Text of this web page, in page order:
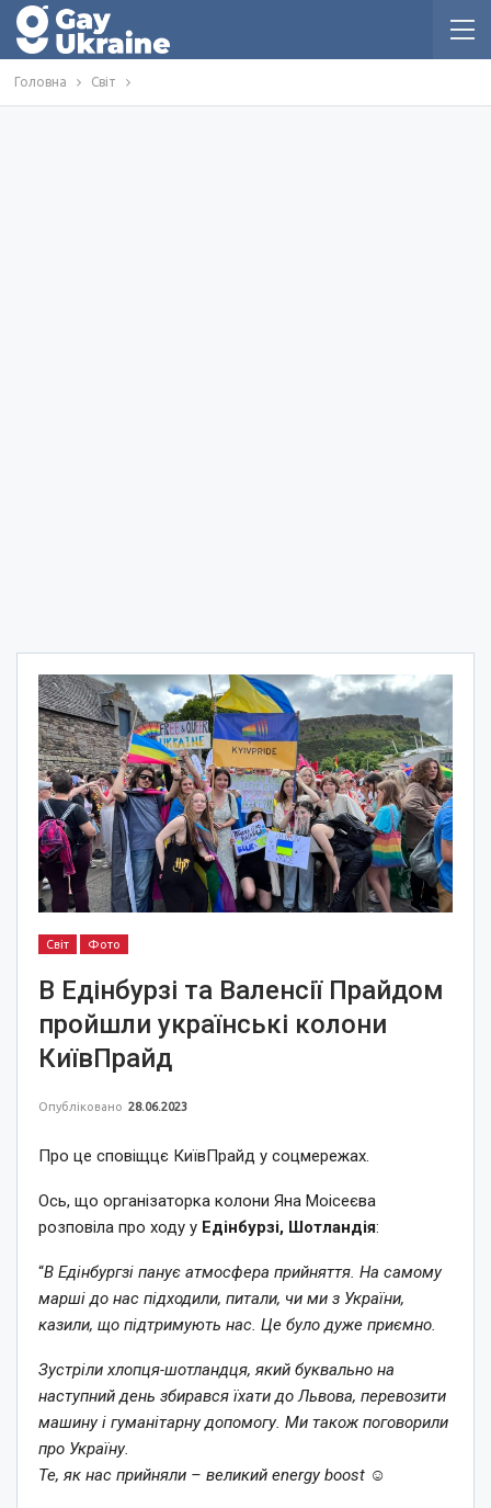
Головна Світ
Світ Фото
В Едінбурзі та Валенсії Прайдом
пройшли українські колони
КиївПрайд
Опубліковано 28.06.2023
Про це сповіщцє КиївПрайд у соцмережах.
Ось, що організаторка колони Яна Моісеєва
розповіла про ходу у Едінбурзі, Шотландія:
“В Едінбургзі панує атмосфера прийняття. На самому
марші до нас підходили, питали, чи ми з України,
казили, що підтримують нас. Це було дуже приємно.
Зустріли хлопця-шотландця, який буквально на
наступний день збирався їхати до Львова, перевозити
машину і гуманітарну допомогу. Ми також поговорили
про Україну.
Те, як нас прийняли – великий energy boost ☺️